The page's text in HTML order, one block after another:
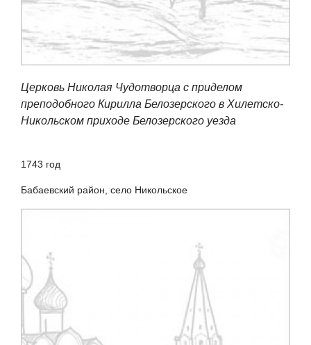
Церковь Николая Чудотворца с приделом
преподобного Кирилла Белозерского в Хилетско-
Никольском приходе Белозерского уезда
1743 год
Бабаевский район, село Никольское